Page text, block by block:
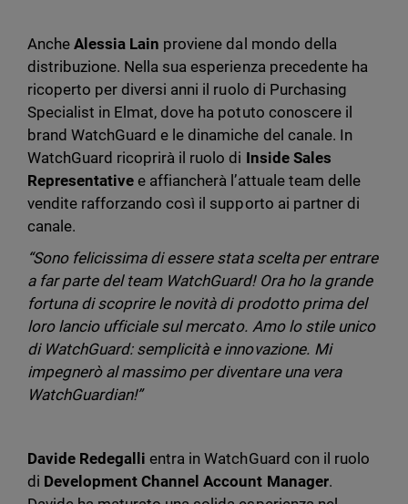
AncheAlessia Lain proviene dal mondo della
distribuzione. Nella sua esperienza precedente ha
ricoperto per diversi anni il ruolo di Purchasing
Specialist in Elmat, dove ha potuto conoscere il
brand WatchGuard e le dinamiche del canale. In
WatchGuard ricoprirà il ruolo di Inside Sales
Representative e affiancherà l’attuale team delle
vendite rafforzando così il supporto ai partner di
canale.
“Sono felicissima di essere stata scelta per entrare
a far parte del team WatchGuard! Ora ho la grande
fortuna di scoprire le novità di prodotto prima del
loro lancio ufficiale sul mercato. Amo lo stile unico
di WatchGuard: semplicità e innovazione. Mi
impegnerò al massimo per diventare una vera
WatchGuardian!”
Davide Redegalli entra in WatchGuard con il ruolo
di Development Channel Account Manager.